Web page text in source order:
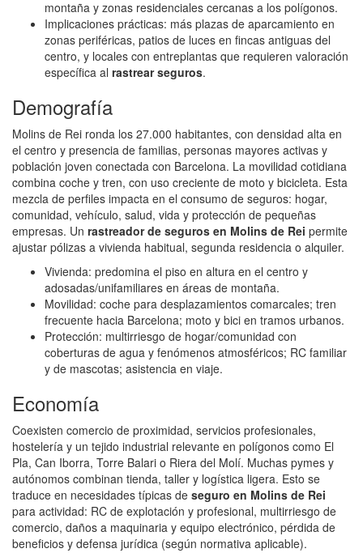
montaña y zonas residenciales cercanas a los polígonos.
Implicaciones prácticas: más plazas de aparcamiento en
zonas periféricas, patios de luces en fincas antiguas del
centro, y locales con entreplantas que requieren valoración
específica al rastrear seguros.
Demografía
Molins de Rei ronda los 27.000 habitantes, con densidad alta en
el centro y presencia de familias, personas mayores activas y
población joven conectada con Barcelona. La movilidad cotidiana
combina coche y tren, con uso creciente de moto y bicicleta. Esta
mezcla de perfiles impacta en el consumo de seguros: hogar,
comunidad, vehículo, salud, vida y protección de pequeñas
empresas. Un rastreador de seguros en Molins de Rei permite
ajustar pólizas a vivienda habitual, segunda residencia o alquiler.
Vivienda: predomina el piso en altura en el centro y
adosadas/unifamiliares en áreas de montaña.
Movilidad: coche para desplazamientos comarcales; tren
frecuente hacia Barcelona; moto y bici en tramos urbanos.
Protección: multirriesgo de hogar/comunidad con
coberturas de agua y fenómenos atmosféricos; RC familiar
y de mascotas; asistencia en viaje.
Economía
Coexisten comercio de proximidad, servicios profesionales,
hostelería y un tejido industrial relevante en polígonos como El
Pla, Can Iborra, Torre Balari o Riera del Molí. Muchas pymes y
autónomos combinan tienda, taller y logística ligera. Esto se
traduce en necesidades típicas de seguro en Molins de Rei
para actividad: RC de explotación y profesional, multirriesgo de
comercio, daños a maquinaria y equipo electrónico, pérdida de
beneficios y defensa jurídica (según normativa aplicable).